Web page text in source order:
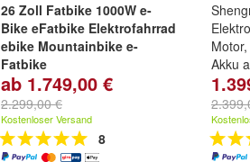
26 Zoll Fatbike 1000W e-
Bike eFatbike Elektrofahrrad
ebike Mountainbike e-
Fatbike
Farbe/Akku: Schwarz-Gelb mit
17Ah Akku
17Ah Akku,Blau-Weiß mit
17Ah Akkuund weitere ...
ab 1.749,00 €
2.299,00 €
Kostenloser Versand
8
Akku